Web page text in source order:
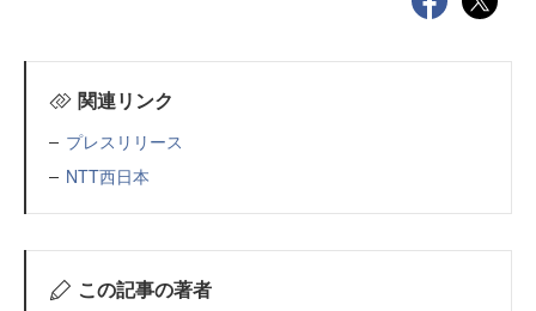
関連リンク
プレスリリース
NTT西日本
この記事の著者